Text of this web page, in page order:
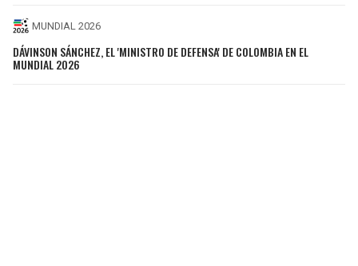
MUNDIAL 2026
DÁVINSON SÁNCHEZ, EL 'MINISTRO DE DEFENSA' DE COLOMBIA EN EL
MUNDIAL 2026